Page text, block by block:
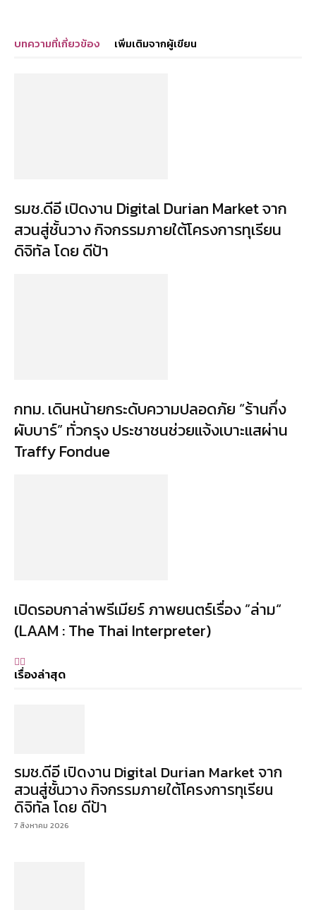
บทความที่เกี่ยวข้อง เพิ่มเติมจากผู้เขียน
รมช.ดีอี เปิดงาน Digital Durian Market จาก
สวนสู่ชั้นวาง กิจกรรมภายใต้โครงการทุเรียน
ดิจิทัล โดย ดีป้า
กทม. เดินหน้ายกระดับความปลอดภัย “ร้านกึ่ง
ผับบาร์” ทั่วกรุง ประชาชนช่วยแจ้งเบาะแสผ่าน
Traffy Fondue
เปิดรอบกาล่าพรีเมียร์ ภาพยนตร์เรื่อง ”ล่าม“
(LAAM : The Thai Interpreter)
เรื่องล่าสุด
รมช.ดีอี เปิดงาน Digital Durian Market จาก
สวนสู่ชั้นวาง กิจกรรมภายใต้โครงการทุเรียน
ดิจิทัล โดย ดีป้า
7 สิงหาคม 2026